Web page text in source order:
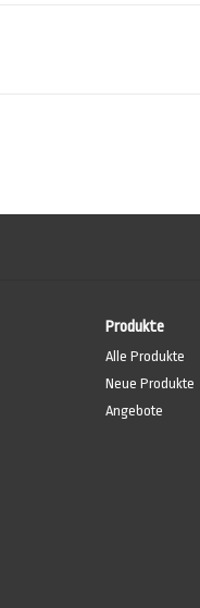
Produkte
Alle Produkte
Neue Produkte
Angebote